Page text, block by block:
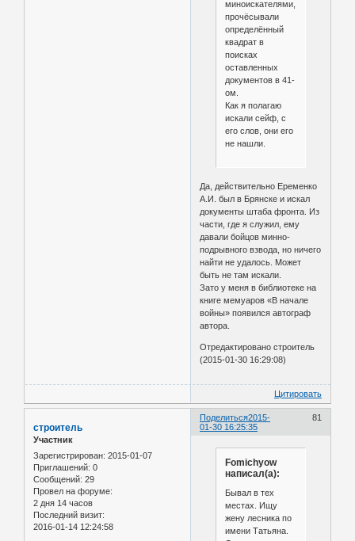
миноискателями,
прочёсывали
определённый
квадрат в
поисках
оставленных
документов в 41-
ом.
Как я полагаю
искали сейф, с
его слов, они его
не нашли.
Да, действительно Еременко
А.И. был в Брянске и искал
документы штаба фронта. Из
части, где я служил, ему
давали бойцов минно-
подрывного взвода, но ничего
найти не удалось. Может
быть не там искали.
Зато у меня в библиотеке на
книге мемуаров «В начале
войны» появился автограф
автора.
Отредактировано строитель
(2015-01-30 16:29:08)
Цитировать
Поделиться 81
2015-
01-30 16:25:35
строитель
Участник
Зарегистрирован: 2015-01-07
Приглашений: 0
Сообщений: 29
Провел на форуме:
2 дня 14 часов
Последний визит:
2016-01-14 12:24:58
Fomichyow
написал(а):
Бывал в тех
местах. Ищу
жену лесника по
имени Татьяна.